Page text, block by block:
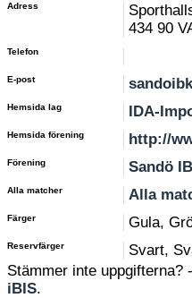
Adress
434 90
Telefon
E-post
Hemsida lag IDA-
Hemsida förening http://
Förening Sandö
Alla matcher Alla
Färger Gula,
Reservfärger
Svart,
Stämmer inte
iBIS.